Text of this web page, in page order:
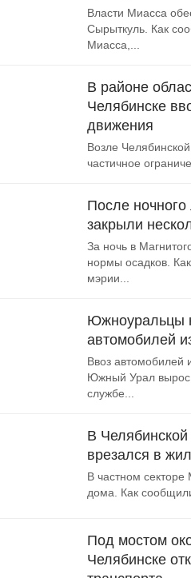
Власти Миасса
Сырыткуль. Как
Миасса,...
В районе
Челябинске
движения
Возле
частичное
После ночного
закрыли
За ночь в
нормы осадков.
мэрии...
Южноуральцы
автомобилей
Ввоз автомобилей
Южный Урал вырос
службе...
В
врезался в
В частном секторе
дома. Как
Под мостом
Челябинске